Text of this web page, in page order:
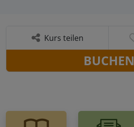
Kurs teilen
BUCHEN